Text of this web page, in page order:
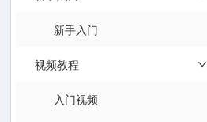
新手入门
视频教程
入门视频